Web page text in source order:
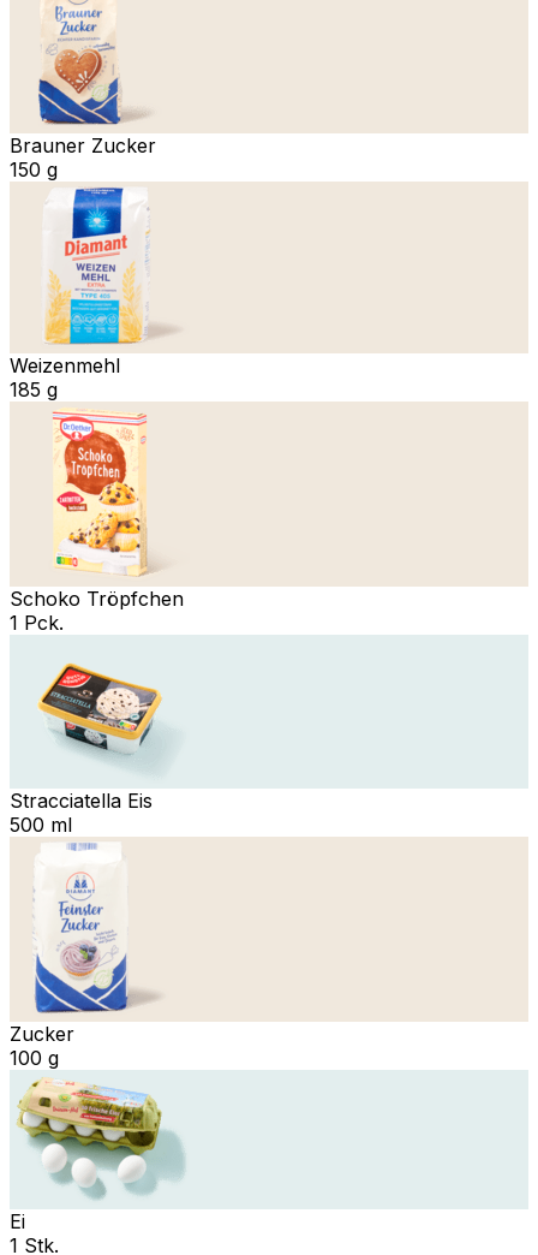
Brauner Zucker
150 g
Weizenmehl
185 g
Schoko Tröpfchen
1 Pck.
Stracciatella Eis
500 ml
Zucker
100 g
Ei
1 Stk.